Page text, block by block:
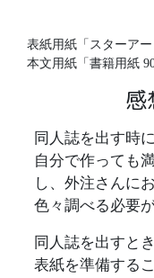
表紙用紙「スターアー
本文用紙「書籍用紙
感
同人誌を出す時
自分で作っても
し、外注さんに
色々調べる必要
同人誌を出すと
表紙を準備する